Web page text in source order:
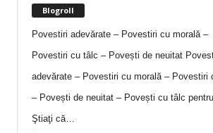
Blogroll
Povestiri adevărate – Povestiri cu morală –
Povestiri cu tâlc – Povești de neuitat
adevărate – Povestiri cu morală – Povestiri
– Povești de neuitat – Povești cu tâlc
Ştiaţi că…